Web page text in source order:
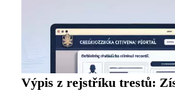
Výpis z rejstříku trestů: